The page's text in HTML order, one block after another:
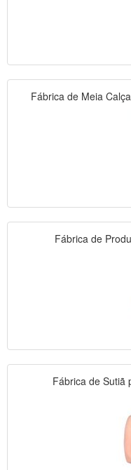
Fábrica de Meia
Fábrica de
Fábrica de Sutiã